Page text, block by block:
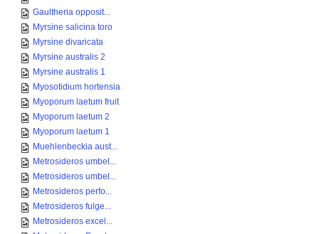
Gaultheria opposit...
Myrsine salicina toro
Myrsine divaricata
Myrsine australis 2
Myrsine australis 1
Myosotidium hortensia
Myoporum laetum fruit
Myoporum laetum 2
Myoporum laetum 1
Muehlenbeckia aust...
Metrosideros umbel...
Metrosideros umbel...
Metrosideros perfo...
Metrosideros fulge...
Metrosideros excel...